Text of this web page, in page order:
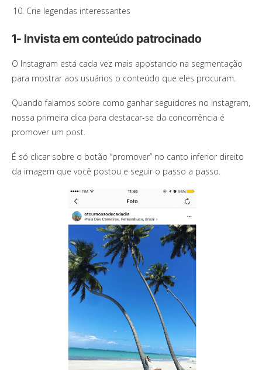
Crie legendas interessantes
1- Invista em conteúdo patrocinado
O Instagram está cada vez mais apostando na segmentação
para mostrar aos usuários o conteúdo que eles procuram.
Quando falamos sobre como ganhar seguidores no Instagram,
nossa primeira dica para destacar-se da concorrência é
promover um post.
É só clicar sobre o botão “promover” no canto inferior direito
da imagem que você postou e seguir o passo a passo.